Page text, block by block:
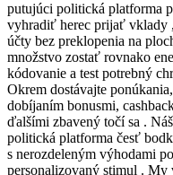
putujúci politická platforma
vyhradiť herec prijať vklady
účty bez preklopenia na
množstvo zostať rovnako
kódovanie a test potrebný
Okrem dostávajte
dobíjaním bonusmi,
ďalšími zbavený točí sa .
politická platforma česť
s nerozdeleným výhodami
personalizovaný stimul . My